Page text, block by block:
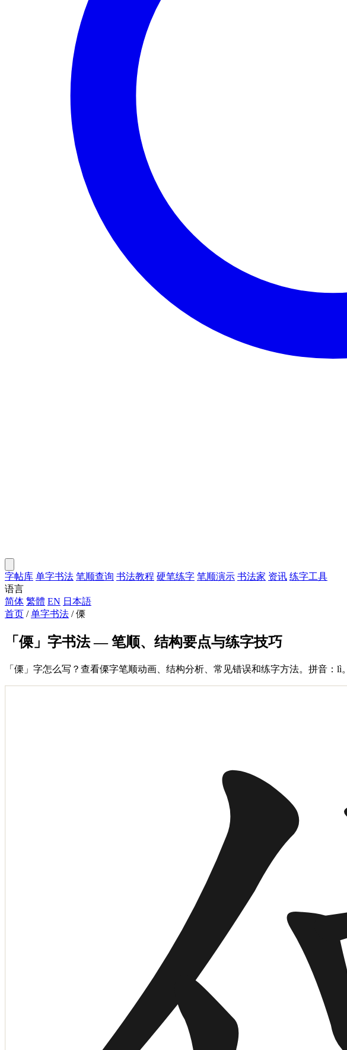
字帖库 单字书法 笔顺查询 书法教程 硬笔练字 笔顺演示 书法家 资讯 练字工具
语言
简体 繁體 EN 日本語
首页 / 单字书法 / 傈
「傈」字书法 — 笔顺、结构要点与练字技巧
「傈」字怎么写？查看傈字笔顺动画、结构分析、常见错误和练字方法。拼音：lì。